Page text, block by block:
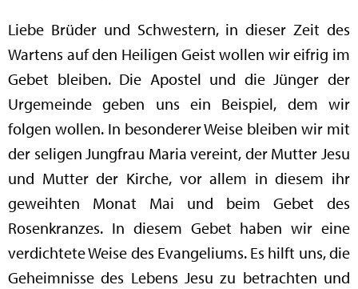
Liebe Brüder und Schwestern, in dieser Zeit des
Wartens auf den Heiligen Geist wollen wir eifrig im
Gebet bleiben. Die Apostel und die Jünger der
Urgemeinde geben uns ein Beispiel, dem wir
folgen wollen. In besonderer Weise bleiben wir mit
der seligen Jungfrau Maria vereint, der Mutter Jesu
und Mutter der Kirche, vor allem in diesem ihr
geweihten Monat Mai und beim Gebet des
Rosenkranzes. In diesem Gebet haben wir eine
verdichtete Weise des Evangeliums. Es hilft uns, die
Geheimnisse des Lebens Jesu zu betrachten und